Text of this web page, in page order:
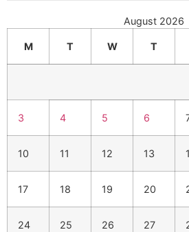
August 2026
M T W T
3 4 5 6
10 11 12 13
17 18 19 20
24 25 26 27